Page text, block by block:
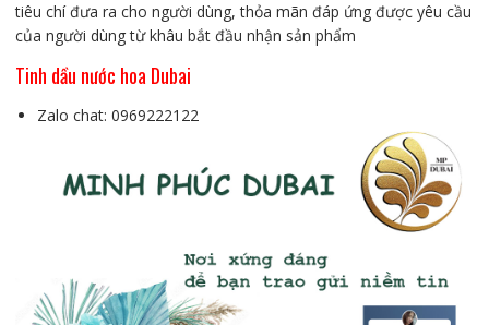
tiêu chí đưa ra cho người dùng, thỏa mãn đáp ứng được yêu cầu
của người dùng từ khâu bắt đầu nhận sản phẩm
Tinh dầu nước hoa Dubai
Zalo chat: 0969222122